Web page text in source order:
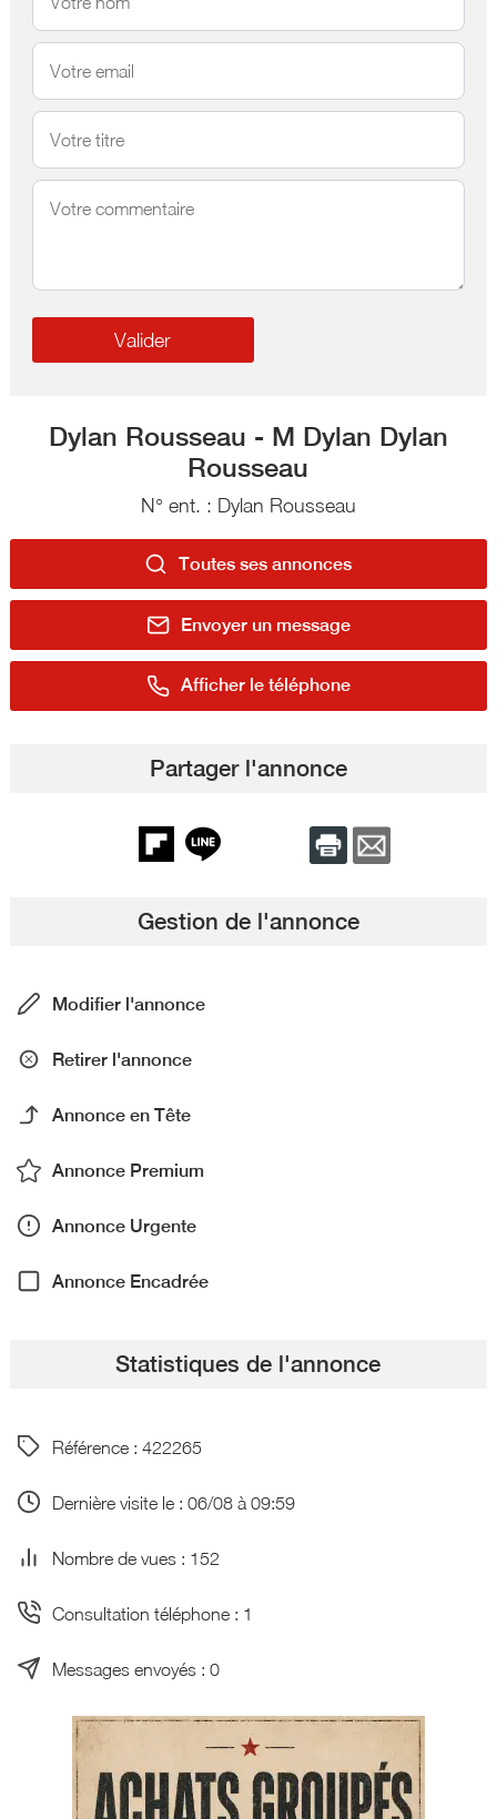
Dylan Rousseau - M Dylan Dylan
Rousseau
N° ent. : Dylan Rousseau
Toutes ses annonces
Envoyer un message
Afficher le téléphone
Partager l'annonce
Gestion de l'annonce
Modifier l'annonce
Retirer l'annonce
Annonce en Tête
Annonce Premium
Annonce Urgente
Annonce Encadrée
Statistiques de l'annonce
Référence : 422265
Dernière visite le : 06/08 à 09:59
Nombre de vues : 152
Consultation téléphone : 1
Messages envoyés : 0